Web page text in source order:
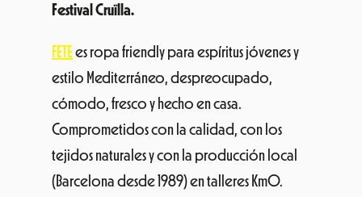
Festival Cruïlla.
FETEes ropa friendly para espíritus jóvenes y
estilo Mediterráneo, despreocupado,
cómodo, fresco y hecho en casa.
Comprometidos con la calidad, con los
tejidos naturales y con la producción local
(Barcelona desde 1989) en talleres Km0.